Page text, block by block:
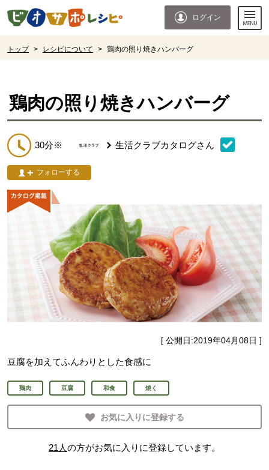
ページの先頭です。
ログイン
トップ > レシピについて > 鶏肉の照り焼きハンバーグ
鶏肉の照り焼きハンバーグ
30分※ 生活クラブカタログさん
フォローする
[ 公開日:2019年04月08日 ]
豆腐を加えてふんわりとした食感に
鶏肉 豆腐 和食 焼く
お気に入りに登録する
21 人の方がお気に入りに登録しています。